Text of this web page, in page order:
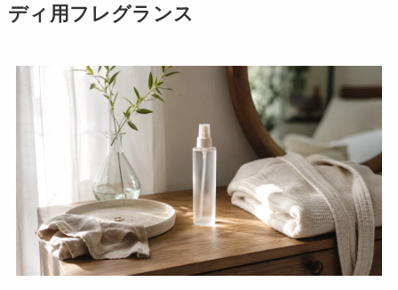
ディ用フレグランス